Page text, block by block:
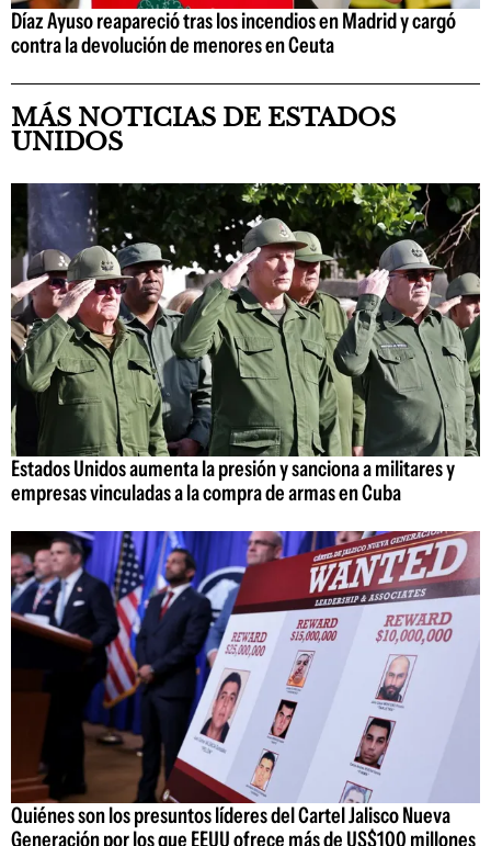
Díaz Ayuso reapareció tras los incendios en Madrid y cargó
contra la devolución de menores en Ceuta
MÁS NOTICIAS DE ESTADOS
UNIDOS
Estados Unidos aumenta la presión y sanciona a militares y
empresas vinculadas a la compra de armas en Cuba
Quiénes son los presuntos líderes del Cartel Jalisco Nueva
Generación por los que EEUU ofrece más de US$100 millones